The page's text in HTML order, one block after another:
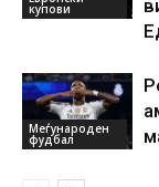
купови
Меѓународен
фудбал